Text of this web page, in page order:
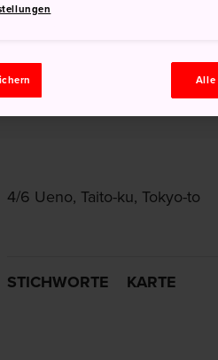
4/6 Ueno, Taito-ku, Tokyo-to
STICHWORTE KARTE
Alle